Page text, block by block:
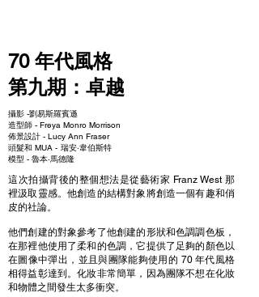
70 年代風格
第九期：卓越
攝影 -劉易斯羅賓遜
造型師 - Freya Monro Morrison
佈景設計 - Lucy Ann Fraser
頭髮和 MUA - 瑞安·韋伯斯特
模型 - 魯本·馬德隆
這次拍攝背後的整個想法是從藝術家 Franz West 那
裡汲取靈感。他創造的結構對象將創造一個有趣和俏
皮的社論。
他們創建的對象參考了他創建的形狀和色調調色板，
在那裡他使用了柔和的色調，它提供了足夠的顏色以
在圖像中彈出，並且與團隊能夠使用的 70 年代風格
相得益彰達到。化妝非常簡單，因為團隊不想在化妝
和物體之間發生太多衝突。